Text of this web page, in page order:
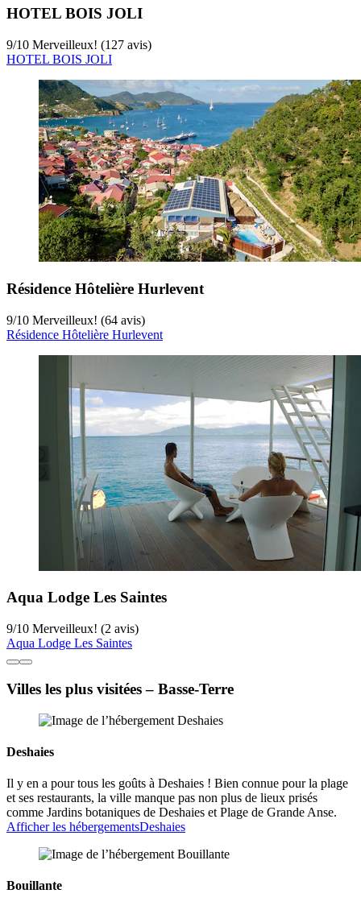
HOTEL BOIS JOLI
9/10 Merveilleux! (127 avis)
HOTEL BOIS JOLI
Résidence Hôtelière Hurlevent
9/10 Merveilleux! (64 avis)
Résidence Hôtelière Hurlevent
Aqua Lodge Les Saintes
9/10 Merveilleux! (2 avis)
Aqua Lodge Les Saintes
Villes les plus visitées – Basse-Terre
Deshaies
Il y en a pour tous les goûts à Deshaies ! Bien connue pour la plage
et ses restaurants, la ville manque pas non plus de lieux prisés
comme Jardins botaniques de Deshaies et Plage de Grande Anse.
Afficher les hébergementsDeshaies
Bouillante